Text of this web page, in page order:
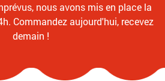
nous avons mis en place la
Commandez aujourd'hui, recevez
demain !